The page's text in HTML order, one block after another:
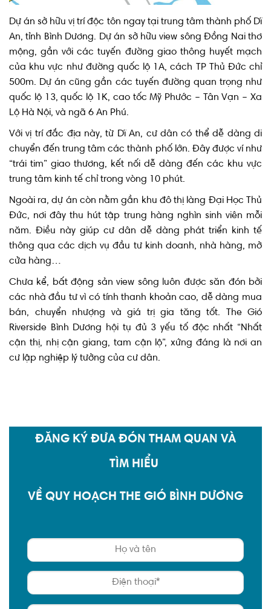
Dự án sở hữu vị trí độc tôn ngay tại trung tâm thành phố Dĩ
An, tỉnh Bình Dương. Dự án sở hữu view sông Đồng Nai thơ
mộng, gần với các tuyến đường giao thông huyết mạch
của khu vực như đường quốc lộ 1A, cách TP Thủ Đức chỉ
500m. Dự án cũng gần các tuyến đường quan trọng như
quốc lộ 13, quốc lộ 1K, cao tốc Mỹ Phước – Tân Vạn – Xa
Lộ Hà Nội, và ngã 6 An Phú.
Với vị trí đắc địa này, từ Dĩ An, cư dân có thể dễ dàng di
chuyển đến trung tâm các thành phố lớn. Đây được ví như
“trái tim” giao thương, kết nối dễ dàng đến các khu vực
trung tâm kinh tế chỉ trong vòng 10 phút.
Ngoài ra, dự án còn nằm gần khu đô thị làng Đại Học Thủ
Đức, nơi đây thu hút tập trung hàng nghìn sinh viên mỗi
năm. Điều này giúp cư dân dễ dàng phát triển kinh tế
thông qua các dịch vụ đầu tư kinh doanh, nhà hàng, mở
cửa hàng…
Chưa kể, bất động sản view sông luôn được săn đón bởi
các nhà đầu tư vì có tính thanh khoản cao, dễ dàng mua
bán, chuyển nhượng và giá trị gia tăng tốt. The Gió
Riverside Bình Dương hội tụ đủ 3 yếu tố độc nhất “Nhất
cận thị, nhị cận giang, tam cận lộ”, xứng đáng là nơi an
cư lập nghiệp lý tưởng của cư dân.
ĐĂNG KÝ ĐƯA ĐÓN THAM QUAN VÀ
TÌM HIỂU
VỀ QUY HOẠCH THE GIÓ BÌNH DƯƠNG